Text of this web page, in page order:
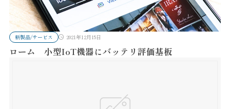
新製品/サービス 2021年12月15日
ローム 小型IoT機器にバッテリ評価基板